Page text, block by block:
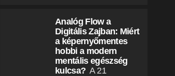
Analóg Flow a
Digitális Zajban: Miért
a képernyőmentes
hobbi a modern
mentális egészség
kulcsa? A 21